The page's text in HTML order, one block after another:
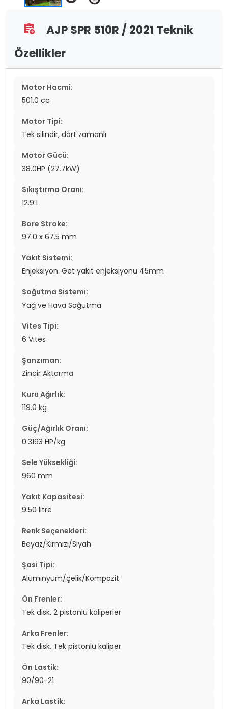
assignment_add
AJP SPR 510R / 2021 Teknik
Özellikler
Motor Hacmi:
501.0 cc
Motor Tipi:
Tek silindir, dört zamanlı
Motor Gücü:
38.0HP (27.7kW)
Sıkıştırma Oranı:
12.9:1
Bore Stroke:
97.0 x 67.5 mm
Yakıt Sistemi:
Enjeksiyon. Get yakıt enjeksiyonu 45mm
Soğutma Sistemi:
Yağ ve Hava Soğutma
Vites Tipi:
6 Vites
Şanzıman:
Zincir Aktarma
Kuru Ağırlık:
119.0 kg
Güç/Ağırlık Oranı:
0.3193 HP/kg
Sele Yüksekliği:
960 mm
Yakıt Kapasitesi:
9.50 litre
Renk Seçenekleri:
Beyaz/Kırmızı/Siyah
Şasi Tipi:
Alüminyum/çelik/Kompozit
Ön Frenler:
Tek disk. 2 pistonlu kaliperler
Arka Frenler:
Tek disk. Tek pistonlu kaliper
Ön Lastik:
90/90-21
Arka Lastik: